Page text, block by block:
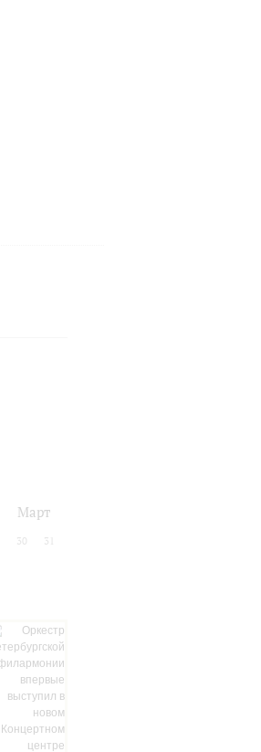
Март
30 31